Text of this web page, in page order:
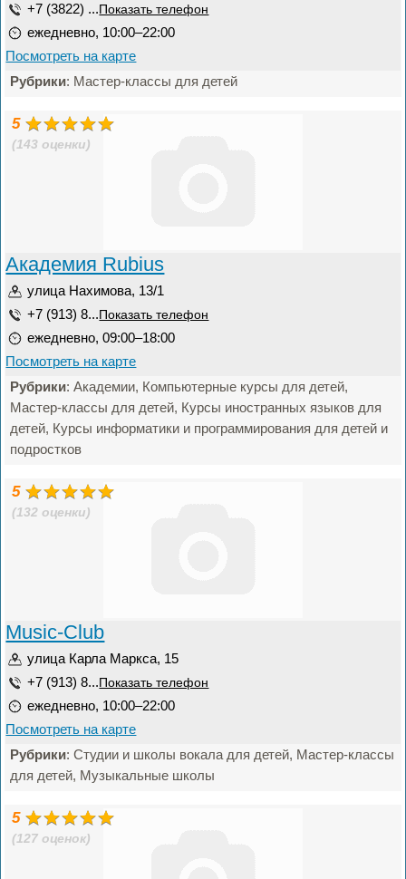
+7 (3822) ... Показать телефон
ежедневно, 10:00–22:00
Посмотреть на карте
Рубрики: Мастер-классы для детей
5
(143 оценки)
Академия Rubius
улица Нахимова, 13/1
+7 (913) 8... Показать телефон
ежедневно, 09:00–18:00
Посмотреть на карте
Рубрики: Академии, Компьютерные курсы для детей,
Мастер-классы для детей, Курсы иностранных языков для
детей, Курсы информатики и программирования для детей и
подростков
5
(132 оценки)
Music-Club
улица Карла Маркса, 15
+7 (913) 8... Показать телефон
ежедневно, 10:00–22:00
Посмотреть на карте
Рубрики: Студии и школы вокала для детей, Мастер-классы
для детей, Музыкальные школы
5
(127 оценок)